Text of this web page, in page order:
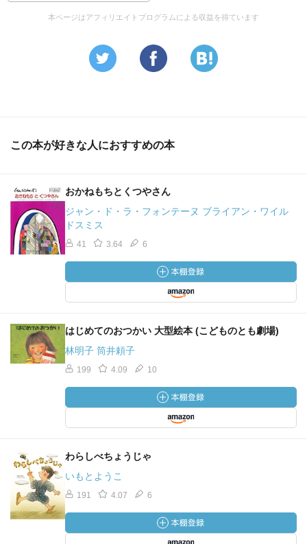
本ページはアフィリエイトプログラムによる収益を得ています
この本が好きな人におすすめの本
おかねもちとくつやさん
ジャン・ド・ラ・フォンテーヌ ブライアン・ワイル
ドスミス
41 3.64 6
はじめてのおつかい 大型絵本 (こどものとも劇場)
林明子 筒井頼子
199 4.09 10
わらしべちょうじゃ
いもとようこ
191 4.07 6